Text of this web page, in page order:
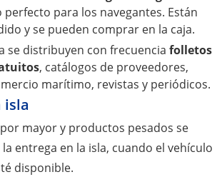
perfecto para los navegantes. Están
y se pueden comprar en la caja.
se distribuyen con frecuencia folletos
, catálogos de proveedores,
marítimo, revistas y periódicos.
isla
mayor y productos pesados se
entrega en la isla​​, cuando el vehículo
disponible.